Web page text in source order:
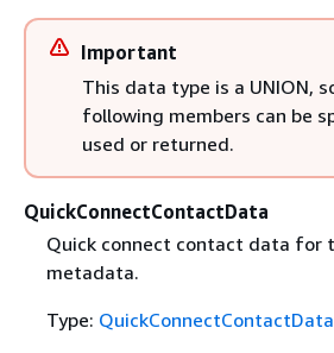
Important
This data type is a UNION,
following members can be
used or returned.
QuickConnectContactData
Quick connect contact data for
metadata.
Type: QuickConnectContactData